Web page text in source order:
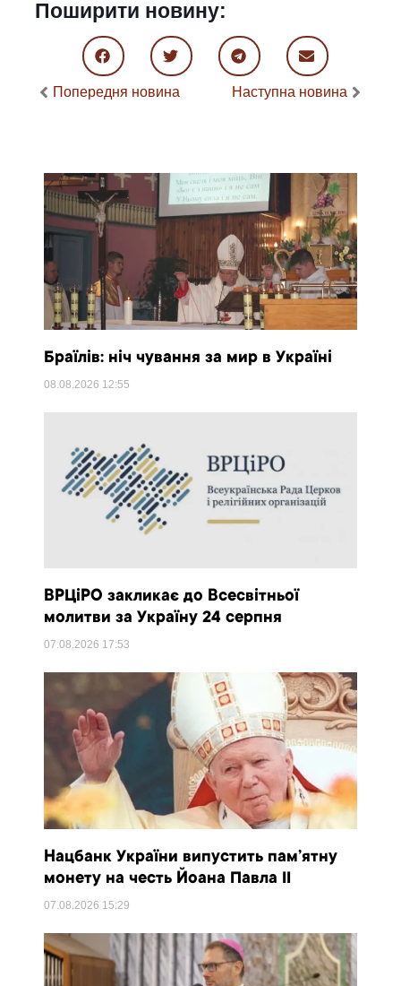
Поширити новину:
Попередня новина Наступна новина
Браїлів: ніч чування за мир в Україні
08.08.2026 12:55
ВРЦіРО закликає до Всесвітньої
молитви за Україну 24 серпня
07.08.2026 17:53
Нацбанк України випустить пам’ятну
монету на честь Йоана Павла II
07.08.2026 15:29